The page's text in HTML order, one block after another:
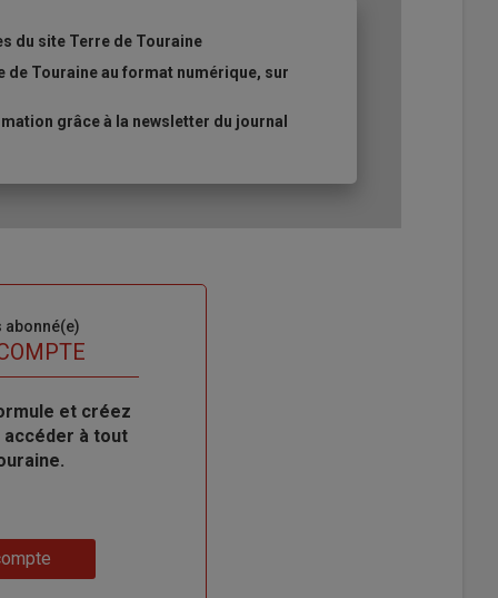
du site Terre de Touraine
de Touraine au format numérique, sur
grâce à la newsletter du journal
abonné(e)
et créez
à tout